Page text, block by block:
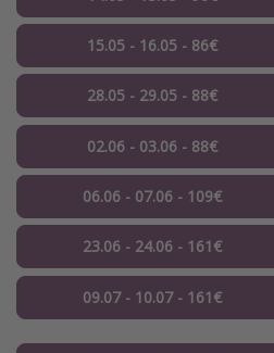
15.05 - 16.05 - 86€
28.05 - 29.05 - 88€
02.06 - 03.06 - 88€
06.06 - 07.06 - 109€
23.06 - 24.06 - 161€
09.07 - 10.07 - 161€